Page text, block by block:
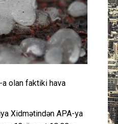
Müsahibə
İdman
Layihə
Gündəm
Cəmiyyət
a olan faktiki hava
Xidmətindən APA-ya